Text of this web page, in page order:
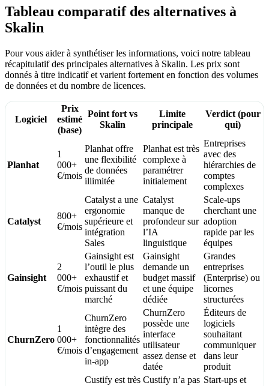
Tableau comparatif des alternatives à
Skalin
Pour vous aider à synthétiser les informations, voici notre tableau
récapitulatif des principales alternatives à Skalin. Les prix sont
donnés à titre indicatif et varient fortement en fonction des volumes
de données et du nombre de licences.
Logiciel
Prix
estimé
(base)
Point fort vs
Skalin
Limite
principale
Verdict (pour
qui)
Planhat
1
000+
€/mois
Planhat offre
une flexibilité
de données
illimitée
Planhat est très
complexe à
paramétrer
initialement
Entreprises
avec des
hiérarchies de
comptes
complexes
Catalyst
800+
€/mois
Catalyst a une
ergonomie
supérieure et
intégration
Sales
Catalyst
manque de
profondeur sur
l’IA
linguistique
Scale-ups
cherchant une
adoption
rapide par les
équipes
Gainsight
2
000+
€/mois
Gainsight est
l’outil le plus
exhaustif et
puissant du
marché
Gainsight
demande un
budget massif
et une équipe
dédiée
Grandes
entreprises
(Enterprise) ou
licornes
structurées
ChurnZero
1
000+
€/mois
ChurnZero
intègre des
fonctionnalités
d’engagement
in-app
ChurnZero
possède une
interface
utilisateur
assez dense et
datée
Éditeurs de
logiciels
souhaitant
communiquer
dans leur
produit
Custify est très Custify n’a pas Start-ups et